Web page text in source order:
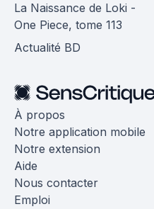
La Naissance de Loki -
One Piece, tome 113
Actualité BD
À propos
Notre application mobile
Notre extension
Aide
Nous contacter
Emploi